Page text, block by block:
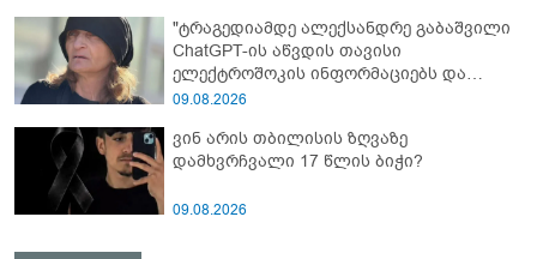
"ტრაგედიამდე ალექსანდრე გაბაშვილი
ChatGPT-ის აწვდის თავისი
ელექტროშოკის ინფორმაციებს და
ეუბნება: გათიშავს თუ არა პიროვნებას,
გიგა ავალიანის დედა
09.08.2026
ვინ არის თბილისის ზღვაზე
დამხვრჩვალი 17 წლის ბიჭი?
09.08.2026